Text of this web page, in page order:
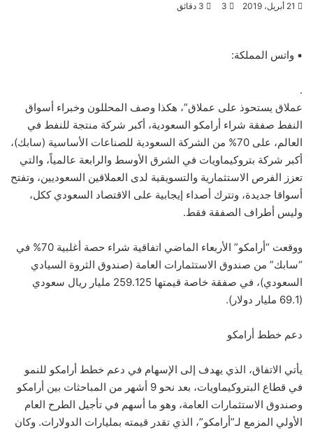
21 أبريل، 2019 3
▪ واتس المملكة:
.
عملاق يستحوذ على عملاق”، هكذا وصف المحللون وخبراء أسواق
النفط صفقة شراء أرامكو السعودية، أكبر شركة منتجة للنفط في
العالم، على 70% من الشركة السعودية للصناعات الأساسية (سابك)،
أكبر شركة بتروكيماويات في الشرق الأوسط والرابعة عالمياً، والتي
تعزز الفرص الاستثمارية والتسويقية لدى العملاقين السعوديين، وتفتح
أسواقا جديدة، وتترك أصداء إيجابية على الاقتصاد السعودي ككل،
وليس أطراف الصفقة فقط.
ووقعت “أرامكو” الأربعاء الماضي اتفاقية شراء حصة أغلبية 70% في
“سابك” من صندوق الاستثمارات العامة (صندوق الثروة السيادي
السعودي)، في صفقة خاصة قيمتها 259.125 مليار ريال سعودي
(69.1 مليار دولار).
دعم خطط أرامكو
يأتي الاتفاق، الذي يهدف إلى الإسهام في دعم خطط أرامكو للنمو
في قطاع البتروكيماويات، بعد نحو 9 أشهر من المباحثات بين أرامكو
وصندوق الاستثمارات العامة، وهو ما أسهم في تأجيل الطرح العام
الأولي المزمع لـ”أرامكو”، الذي تقدر قيمته بمليارات الدولارات. وكان